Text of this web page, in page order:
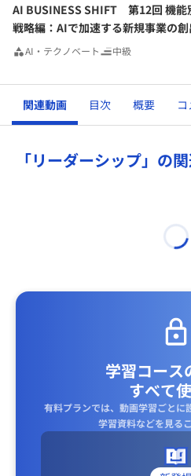
剣に考えると答えが出る。
・現場に行き現場で考えれば
・いろいろな頭の中の構造の
AI BUSINESS SHIFT 第12回 機能
戦略編：AIで加速する新規事業の創
AI・テクノベート 中級
関連動画 目次 概要
「リーダーシップ」の
学習コース
すべて
有料プランでは、動画学習ごとに
学習資料などを見る